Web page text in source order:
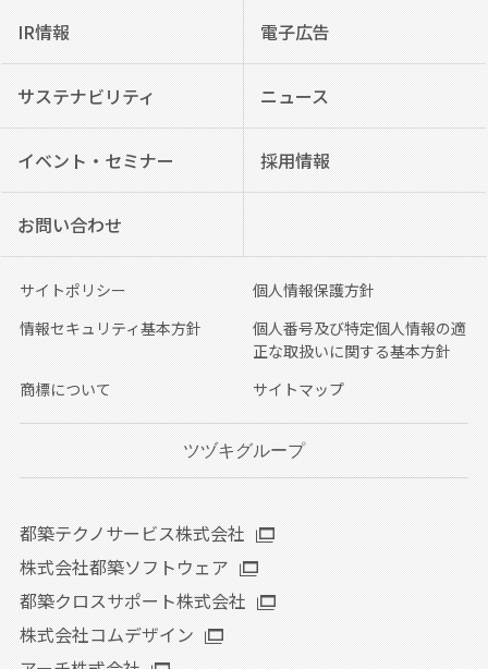
IR情報 電子広告
サステナビリティ ニュース
イベント・セミナー 採用情報
お問い合わせ
サイトポリシー
個人情報保護方針
情報セキュリティ基本方針
個人番号及び特定個人情報の適
正な取扱いに関する基本方針
商標について
サイトマップ
ツヅキグループ
都築テクノサービス株式会社
株式会社都築ソフトウェア
都築クロスサポート株式会社
株式会社コムデザイン